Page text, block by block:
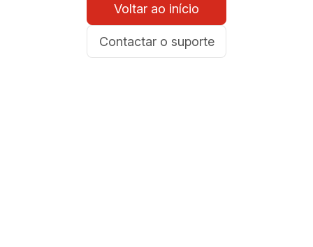
Voltar ao início
Contactar o suporte